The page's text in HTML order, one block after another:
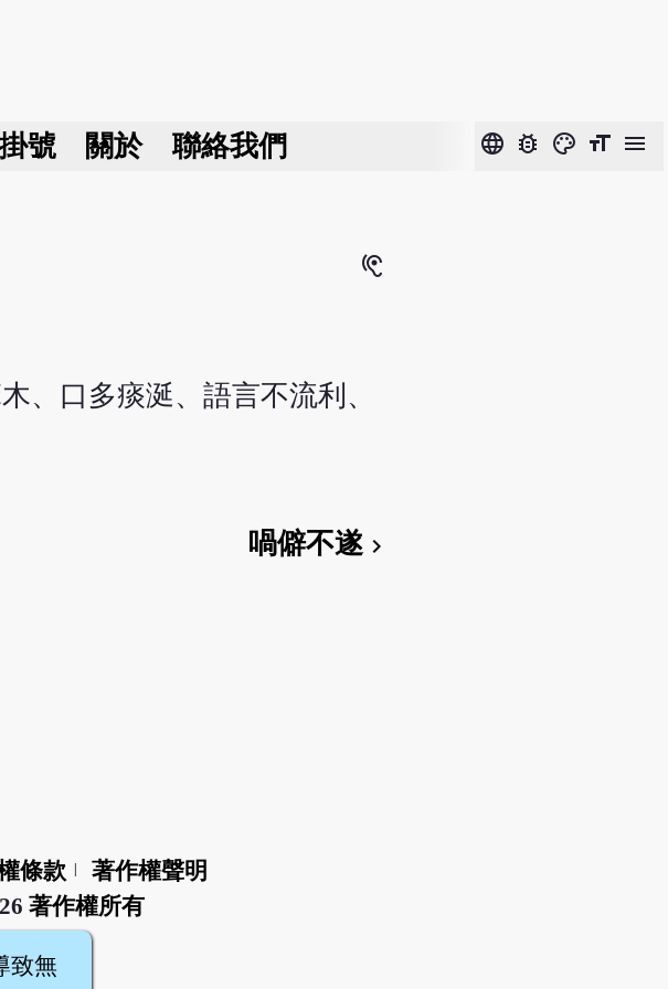
號 關於 聯絡我們 language bug_report color_lens format_size menu
hearing
、口多痰涎、語言不流利、
喎僻不遂chevron_right
條款
著作權聲明
著作權所有
致無